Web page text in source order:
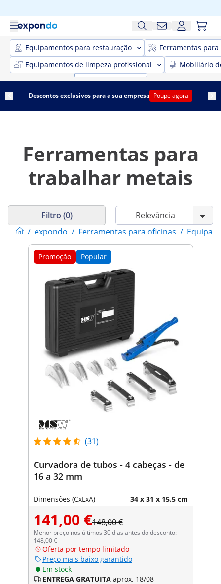
Equipamentos para restauração
Ferramentas para
Equipamentos de limpeza profissional
Mobiliário
Descontos exclusivos para a sua empresa Poupe agora
Ferramentas para
trabalhar metais
/ expondo / Ferramentas para oficinas /
Filtro (0)
Promoção Popular
(31)
Curvadora de tubos - 4 cabeças - de
16 a 32 mm
Dimensões (CxLxA) 34 x 31 x 15.5 cm
141,00 €148,00 €
Menor preço nos últimos 30 dias antes do desconto:
148,00 €
Oferta por tempo limitado
Preço mais baixo garantido
Em stock
ENTREGA GRATUITA aprox. 18/08